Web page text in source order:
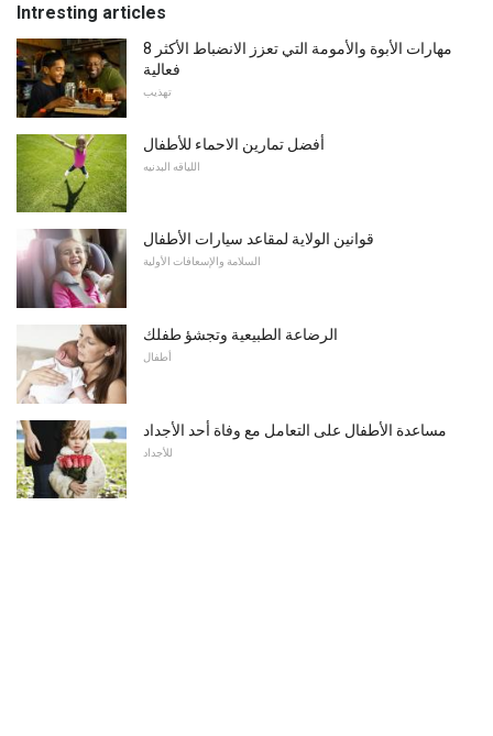
Intresting articles
8 مهارات الأبوة والأمومة التي تعزز الانضباط الأكثر
فعالية
تهذيب
أفضل تمارين الاحماء للأطفال
اللياقه البدنيه
قوانين الولاية لمقاعد سيارات الأطفال
السلامة والإسعافات الأولية
الرضاعة الطبيعية وتجشؤ طفلك
أطفال
مساعدة الأطفال على التعامل مع وفاة أحد الأجداد
للأجداد